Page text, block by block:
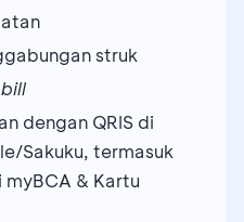
struk
dengan QRIS di
Sakuku, termasuk
& Kartu